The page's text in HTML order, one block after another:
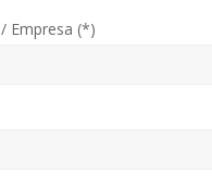
Empresa (*)